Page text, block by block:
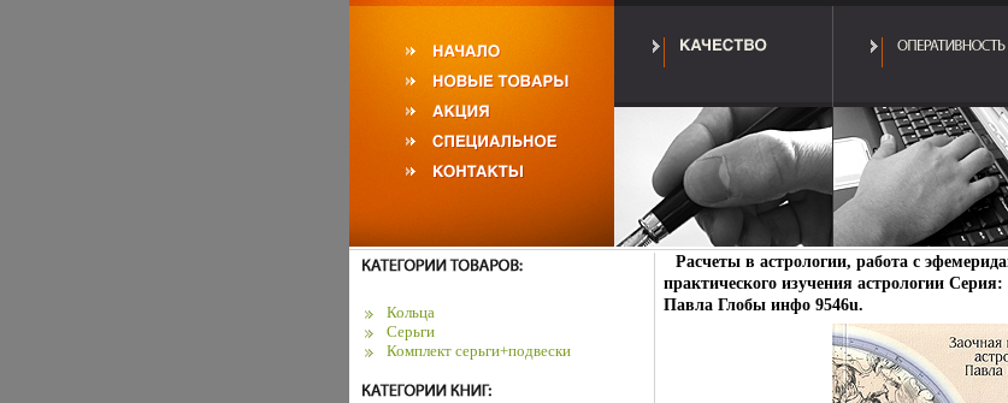
Кольца
Серьги
Комплект серьги+подвески
Расчеты в астрологии, работа с
практического изучения астрологии
Павла Глобы инфо 9546u.